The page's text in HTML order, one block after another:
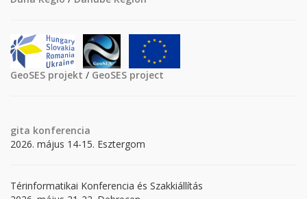
GeoSES projekt / GeoSES project
gita konferencia
2026. május 14-15. Esztergom
Térinformatikai Konferencia és Szakkiállítás